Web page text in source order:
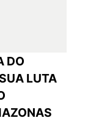
DO
LUTA